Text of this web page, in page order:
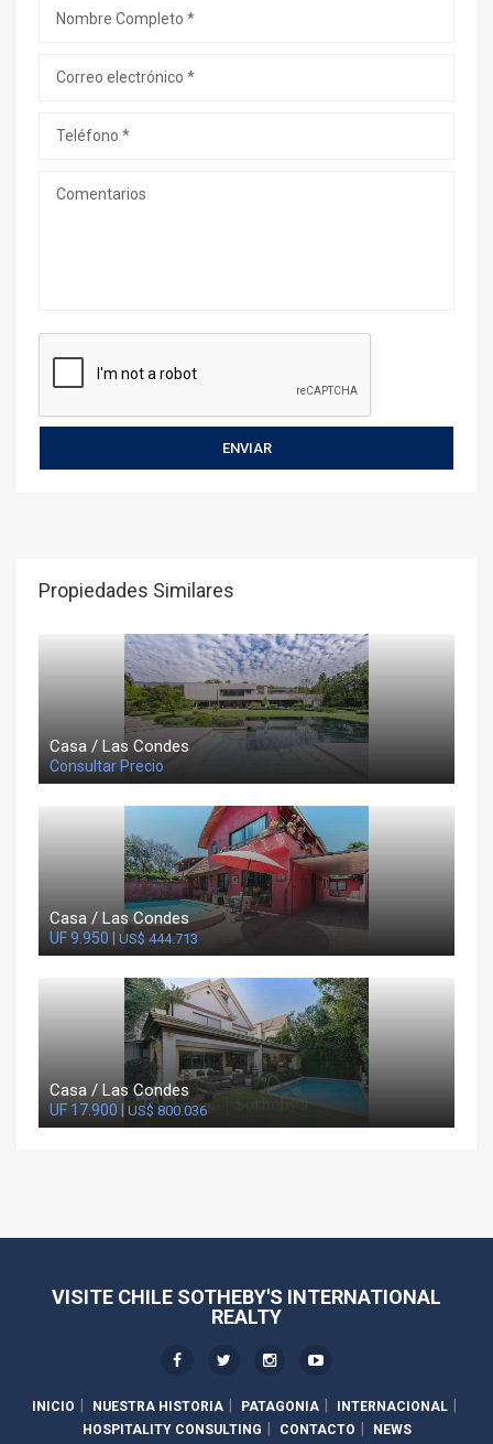
Propiedades Similares
Casa / Las Condes
Consultar Precio
Casa / Las Condes
UF 9.950 | US$ 444.713
Casa / Las Condes
UF 17.900 | US$ 800.036
VISITE CHILE SOTHEBY'S INTERNATIONAL
REALTY
INICIO NUESTRA HISTORIA PATAGONIA
INTERNACIONAL
HOSPITALITY CONSULTING
CONTACTO NEWS